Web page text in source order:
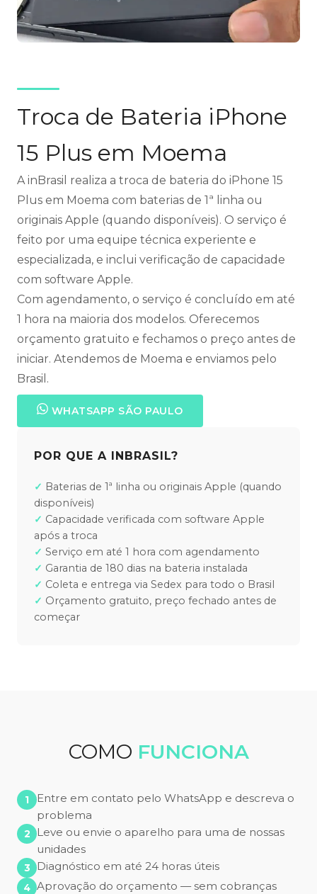
Troca de Bateria iPhone
15 Plus em Moema
A inBrasil realiza a troca de bateria do iPhone 15
Plus em Moema com baterias de 1ª linha ou
originais Apple (quando disponíveis). O serviço é
feito por uma equipe técnica experiente e
especializada, e inclui verificação de capacidade
com software Apple.
Com agendamento, o serviço é concluído em até
1 hora na maioria dos modelos. Oferecemos
orçamento gratuito e fechamos o preço antes de
iniciar. Atendemos de Moema e enviamos pelo
Brasil.
WHATSAPP SÃO PAULO
POR QUE A INBRASIL?
Baterias de 1ª linha ou originais Apple (quando
disponíveis)
Capacidade verificada com software Apple
após a troca
Serviço em até 1 hora com agendamento
Garantia de 180 dias na bateria instalada
Coleta e entrega via Sedex para todo o Brasil
Orçamento gratuito, preço fechado antes de
começar
COMO FUNCIONA
Entre em contato pelo WhatsApp e descreva o
problema
Leve ou envie o aparelho para uma de nossas
unidades
Diagnóstico em até 24 horas úteis
Aprovação do orçamento — sem cobranças